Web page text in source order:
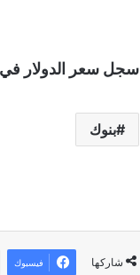
سجل سعر الدولار في مصرف أبوظبي
بنوك
شاركها فيسبوك